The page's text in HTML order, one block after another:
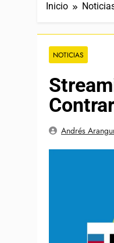
Inicio
NOTICIAS
Andrés